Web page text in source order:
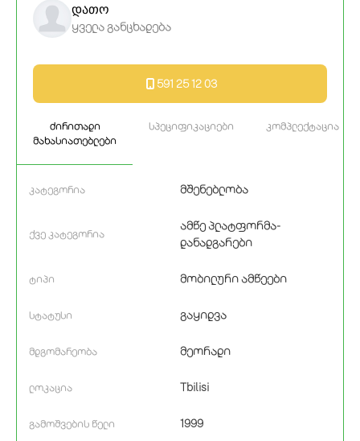
ძირითადი
მახასიათებლები
სპეციფიკაციები კომპლექტაცია
კატეგორია მშენებლობა
ქვე კატეგორია
ამწე პლატფორმა-
დანადგარები
ტიპი მობილური ამწეები
სტატუსი გაყიდვა
მდგომარეობა მეორადი
ლოკაცია Tbilisi
გამოშვების წელი 1999
დათო
ყველა განცხადება
591 25 12 03